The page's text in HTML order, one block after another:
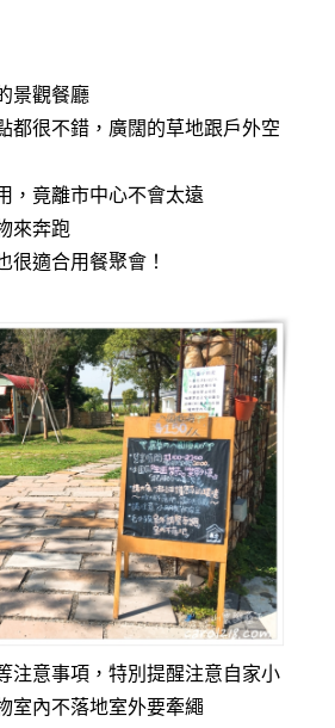
景觀餐廳
都很不錯，廣闊的草地跟戶外空
，竟離市中心不會太遠
來奔跑
很適合用餐聚會！
注意事項，特別提醒注意自家小
室內不落地室外要牽繩